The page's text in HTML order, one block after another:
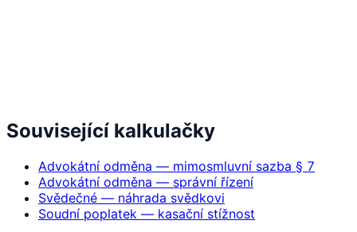
Související kalkulačky
Advokátní odměna — mimosmluvní sazba § 7
Advokátní odměna — správní řízení
Svědečné — náhrada svědkovi
Soudní poplatek — kasační stížnost